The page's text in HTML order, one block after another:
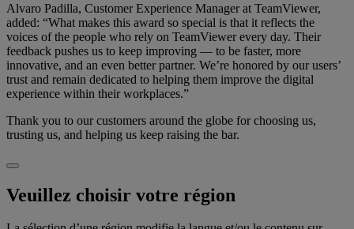
Alvaro Padilla, Customer Experience Manager at TeamViewer,
added: “What makes this award so special is that it reflects the
voices of the people who rely on TeamViewer every day. Their
feedback pushes us to keep improving — to be faster, more
innovative, and an even better partner. We’re honored by our users’
trust and remain dedicated to helping them improve the digital
experience within their workplaces.”
Thank you to our customers around the globe for choosing us,
trusting us, and helping us keep raising the bar.
Veuillez choisir votre région